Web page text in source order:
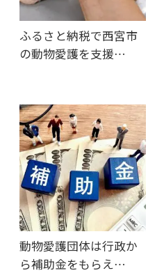
ふるさと納税で西宮市
の動物愛護を支援…
動物愛護団体は行政か
ら補助金をもらえ…